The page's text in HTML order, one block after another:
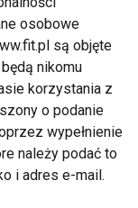
w których jeden
od
Jeśli Twoim
mięśni,
może
osobowe
są objęte
nikomu
korzystania z
o podanie
wypełnienie
należy podać to
i adres e-mail.